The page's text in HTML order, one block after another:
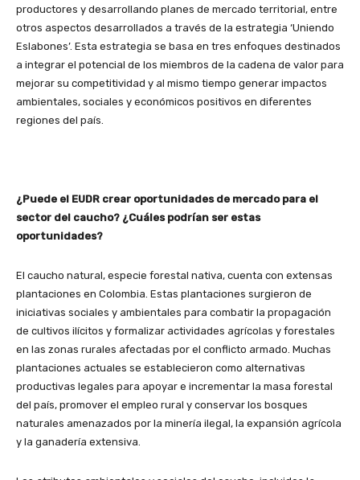
productores y desarrollando planes de mercado territorial, entre
otros aspectos desarrollados a través de la estrategia ‘Uniendo
Eslabones’. Esta estrategia se basa en tres enfoques destinados
a integrar el potencial de los miembros de la cadena de valor para
mejorar su competitividad y al mismo tiempo generar impactos
ambientales, sociales y económicos positivos en diferentes
regiones del país.
¿Puede el EUDR crear oportunidades de mercado para el
sector del caucho? ¿Cuáles podrían ser estas
oportunidades?
El caucho natural, especie forestal nativa, cuenta con extensas
plantaciones en Colombia. Estas plantaciones surgieron de
iniciativas sociales y ambientales para combatir la propagación
de cultivos ilícitos y formalizar actividades agrícolas y forestales
en las zonas rurales afectadas por el conflicto armado. Muchas
plantaciones actuales se establecieron como alternativas
productivas legales para apoyar e incrementar la masa forestal
del país, promover el empleo rural y conservar los bosques
naturales amenazados por la minería ilegal, la expansión agrícola
y la ganadería extensiva.